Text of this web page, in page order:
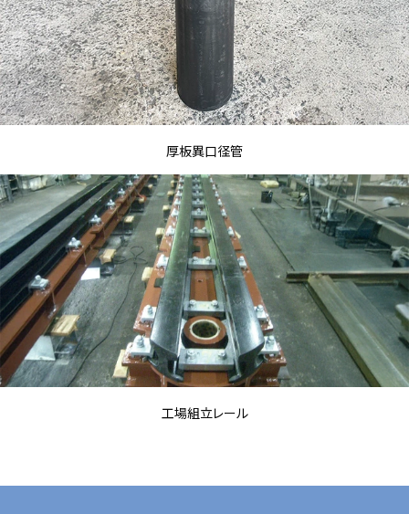
厚板異口径管
工場組立レール